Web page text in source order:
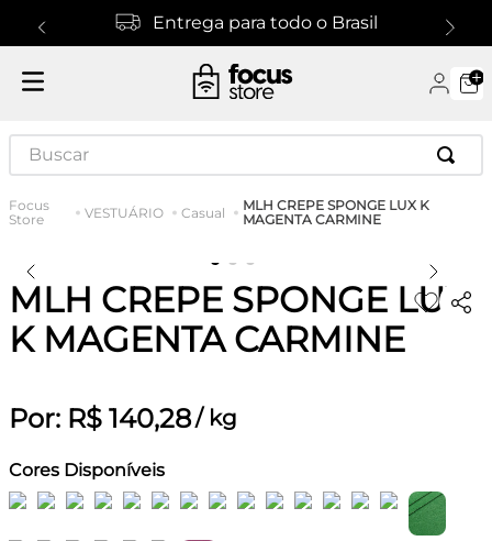
Entrega para todo o Brasil
Buscar
VESTUÁRIO Casual
MLH CREPE SPONGE LUX K
MAGENTA CARMINE
MLH CREPE SPONGE LUX
K MAGENTA CARMINE
Por: R$ 140,28/ kg
Cores Disponíveis